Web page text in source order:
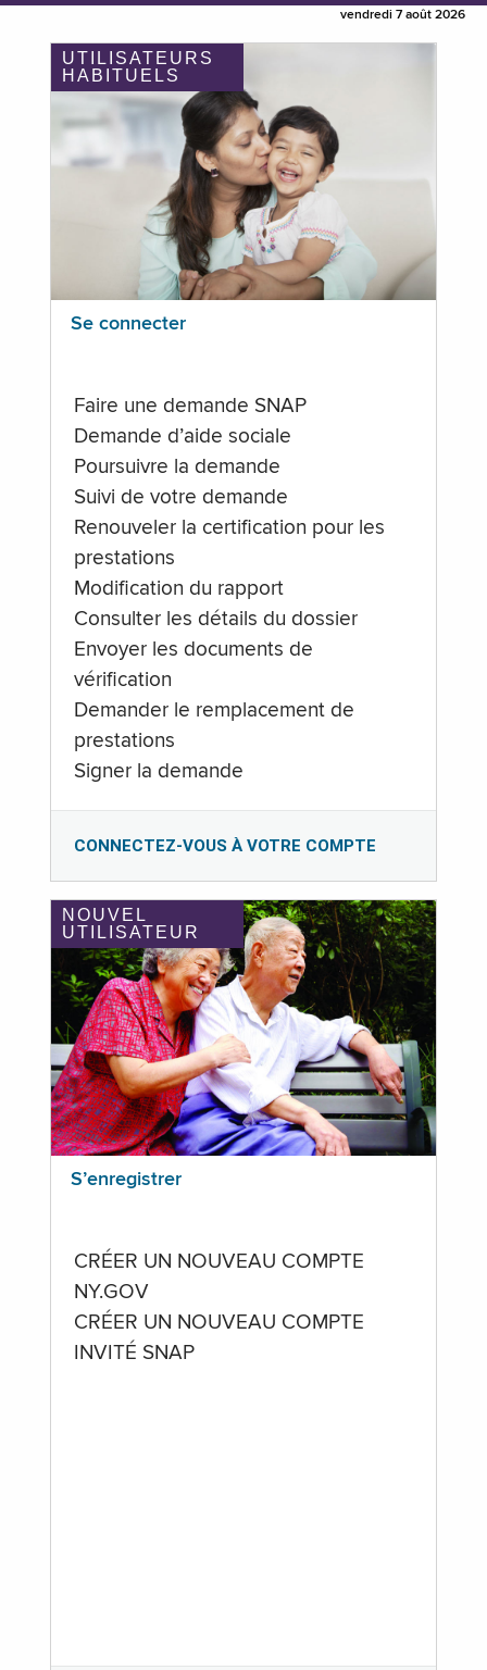
vendredi 7 août 2026
UTILISATEURS
HABITUELS
Se connecter
Faire une demande SNAP
Demande d’aide sociale
Poursuivre la demande
Suivi de votre demande
Renouveler la certification pour les
prestations
Modification du rapport
Consulter les détails du dossier
Envoyer les documents de
vérification
Demander le remplacement de
prestations
Signer la demande
CONNECTEZ-VOUS À VOTRE COMPTE
NOUVEL
UTILISATEUR
S’enregistrer
CRÉER UN NOUVEAU COMPTE
NY.GOV
CRÉER UN NOUVEAU COMPTE
INVITÉ SNAP